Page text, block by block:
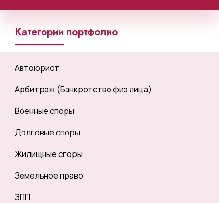
Категории портфолио
Автоюрист
Арбитраж (Банкротство физ лица)
Военные споры
Долговые споры
Жилищные споры
Земельное право
ЗПП